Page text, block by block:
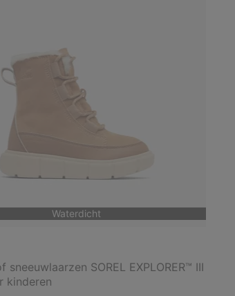
Waterdicht
sneeuwlaarzen SOREL EXPLORER™ III
kinderen